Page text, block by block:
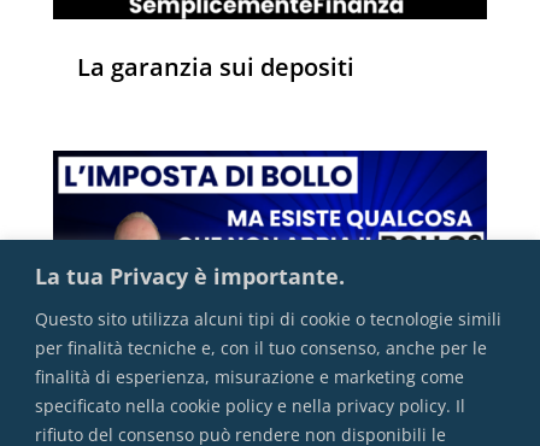
La tua Privacy è importante.
Questo sito utilizza alcuni tipi di cookie o tecnologie simili
per finalità tecniche e, con il tuo consenso, anche per le
finalità di esperienza, misurazione e marketing come
specificato nella cookie policy e nella privacy policy. Il
rifiuto del consenso può rendere non disponibili le
La garanzia sui depositi